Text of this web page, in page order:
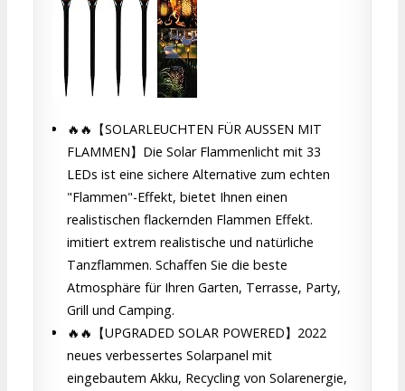
🔥🔥【SOLARLEUCHTEN FÜR AUSSEN MIT
FLAMMEN】Die Solar Flammenlicht mit 33
LEDs ist eine sichere Alternative zum echten
"Flammen"-Effekt, bietet Ihnen einen
realistischen flackernden Flammen Effekt.
imitiert extrem realistische und natürliche
Tanzflammen. Schaffen Sie die beste
Atmosphäre für Ihren Garten, Terrasse, Party,
Grill und Camping.
🔥🔥【UPGRADED SOLAR POWERED】2022
neues verbessertes Solarpanel mit
eingebautem Akku, Recycling von Solarenergie,